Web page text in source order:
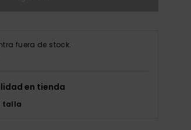
fuera de stock.
en tienda
talla